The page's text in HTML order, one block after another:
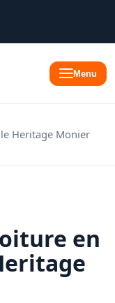
Menu
Heritage Monier
en